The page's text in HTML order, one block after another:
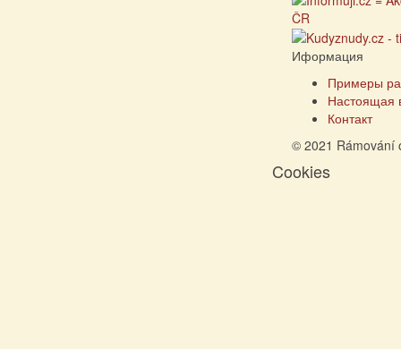
Иформация
Примеры
Настоящая
Контакт
© 2021 Rámování
Cookies